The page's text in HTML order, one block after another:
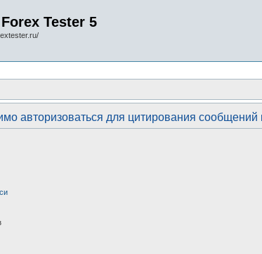
Tester 5
авторизоваться для цитирования